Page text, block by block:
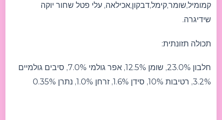
קמומיל,שומר,קימל,דבקון,אכילאה, עלי פטל שחור יוקה
שידיגרה.
תכולה תזונתית:
חלבון 23.0%, שומן 12.5%, אפר גולמי 7.0%, סיבים גולמיים
3.2%, רטיבות 10%, סידן 1.6%, זרחן 1.0%, נתרן 0.35%